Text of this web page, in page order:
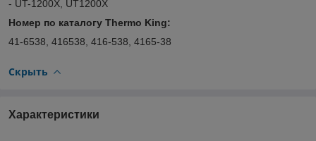
- UT-1200X, UT1200X
Номер по каталогу Thermo King:
41-6538, 416538, 416-538, 4165-38
Скрыть
Характеристики